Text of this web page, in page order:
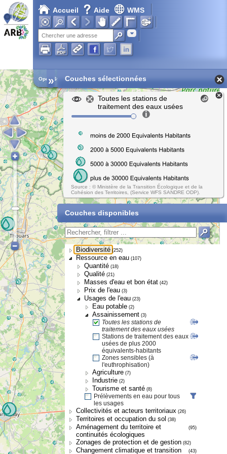
Accueil Aide WMS
Adresse
Open Street Map
» Couches sélectionnées
Toutes les stations de
traitement des eaux usées
Source : © Ministère de la Transition Écologique et de la
Cohésion des Territoires, (Service WFS SANDRE ODP).
Couches disponibles
Biodiversité (252)
Ressource en eau (107)
Quantité (18)
Qualité (21)
Masses d'eau et bon état (42)
Prix de l'eau (3)
Usages de l'eau (23)
Eau potable (2)
Assainissement (3)
Toutes les stations de
traitement des eaux usées
Stations de traitement des eaux
usées de plus 2000
équivalents-habitants
Zones sensibles (à
l'euthrophisation)
Agriculture (7)
Industrie (2)
Tourisme et santé (8)
Prélèvements en eau pour tous
les usages
Collectivités et acteurs territoriaux (26)
Territoires et occupation du sol (38)
Aménagement du territoire et
continuités écologiques
(95)
Zonages de protection et de gestion (82)
Changement climatique et transition (43)